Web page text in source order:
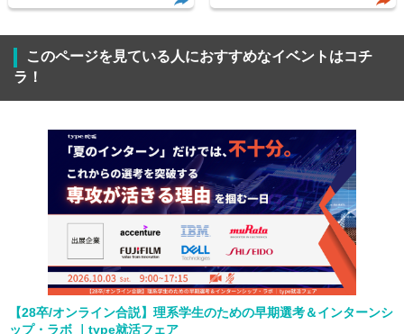
このページを見ている人におすすめなイベントはコチ
ラ！
【28卒/オンライン合説】理系学生のための早期選考＆インターンシ
ップ・ラボ ｜type就活フェア